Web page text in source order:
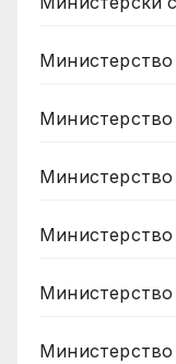
Министерство
Министерство